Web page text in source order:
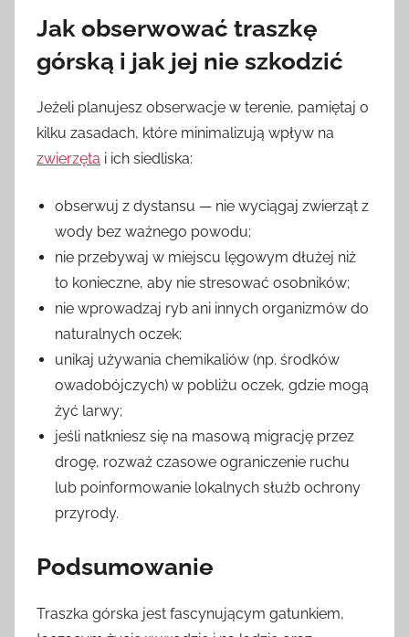
Jak obserwować traszkę
górską i jak jej nie szkodzić
Jeżeli planujesz obserwacje w terenie, pamiętaj o
kilku zasadach, które minimalizują wpływ na
zwierzęta i ich siedliska:
obserwuj z dystansu — nie wyciągaj zwierząt z
wody bez ważnego powodu;
nie przebywaj w miejscu lęgowym dłużej niż
to konieczne, aby nie stresować osobników;
nie wprowadzaj ryb ani innych organizmów do
naturalnych oczek;
unikaj używania chemikaliów (np. środków
owadobójczych) w pobliżu oczek, gdzie mogą
żyć larwy;
jeśli natkniesz się na masową migrację przez
drogę, rozważ czasowe ograniczenie ruchu
lub poinformowanie lokalnych służb ochrony
przyrody.
Podsumowanie
Traszka górska jest fascynującym gatunkiem,